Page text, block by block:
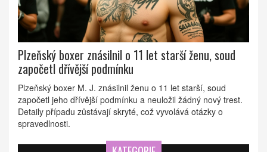
Plzeňský boxer znásilnil o 11 let starší ženu, soud
započetl dřívější podmínku
Plzeňský boxer M. J. znásilnil ženu o 11 let starší, soud
započetl jeho dřívější podmínku a neuložil žádný nový trest.
Detaily případu zůstávají skryté, což vyvolává otázky o
spravedlnosti.